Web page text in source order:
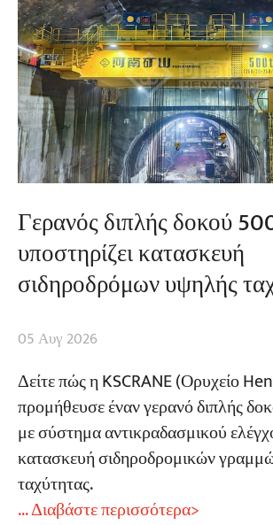
Γερανός διπλής δοκού
υποστηρίζει κατασκευή
σιδηροδρόμων υψηλής
05 Αυγ 2026
Δείτε πώς η KSCRANE (Ορυχείο
προμήθευσε έναν γερανό διπλής
με σύστημα αντικραδασμικού
κατασκευή σιδηροδρομικών
ταχύτητας.
... Διαβάστε περισσότερα>